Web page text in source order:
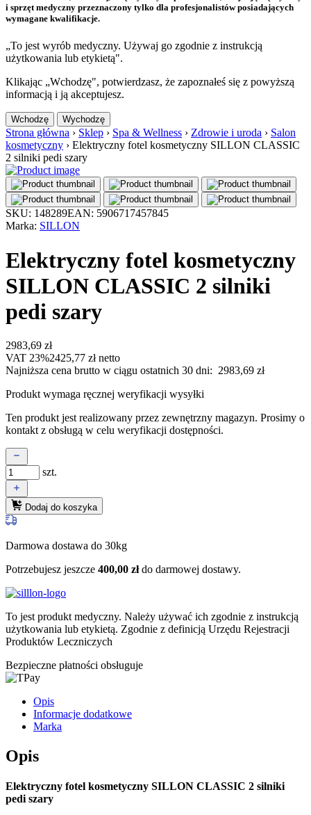
i sprzęt medyczny przeznaczony tylko dla profesjonalistów posiadających
wymagane kwalifikacje.
„To jest wyrób medyczny. Używaj go zgodnie z instrukcją
użytkowania lub etykietą".
Klikając „Wchodzę", potwierdzasz, że zapoznałeś się z powyższą
informacją i ją akceptujesz.
Wchodzę Wychodzę
Strona główna › Sklep › Spa & Wellness › Zdrowie i uroda › Salon
kosmetyczny › Elektryczny fotel kosmetyczny SILLON CLASSIC
2 silniki pedi szary
SKU: 148289EAN: 5906717457845
Marka: SILLON
Elektryczny fotel kosmetyczny
SILLON CLASSIC 2 silniki
pedi szary
2983,69 zł
VAT 23%2425,77 złnetto
Najniższa cena brutto w ciągu ostatnich 30 dni: 2983,69 zł
Produkt wymaga ręcznej weryfikacji wysyłki
Ten produkt jest realizowany przez zewnętrzny magazyn. Prosimy o
kontakt z obsługą w celu weryfikacji dostępności.
szt.
Dodaj do koszyka
Darmowa dostawa do 30kg
Potrzebujesz jeszcze 400,00 złdo darmowej dostawy.
To jest produkt medyczny. Należy używać ich zgodnie z instrukcją
użytkowania lub etykietą. Zgodnie z definicją Urzędu Rejestracji
Produktów Leczniczych
Bezpieczne płatności obsługuje
Opis
Informacje dodatkowe
Marka
Opis
Elektryczny fotel kosmetyczny SILLON CLASSIC 2 silniki
pedi szary